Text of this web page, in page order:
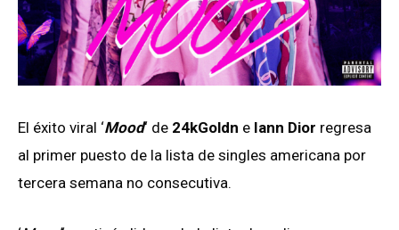
El éxito viral ‘Mood‘ de 24kGoldn e Iann Dior regresa
al primer puesto de la lista de singles americana por
tercera semana no consecutiva.